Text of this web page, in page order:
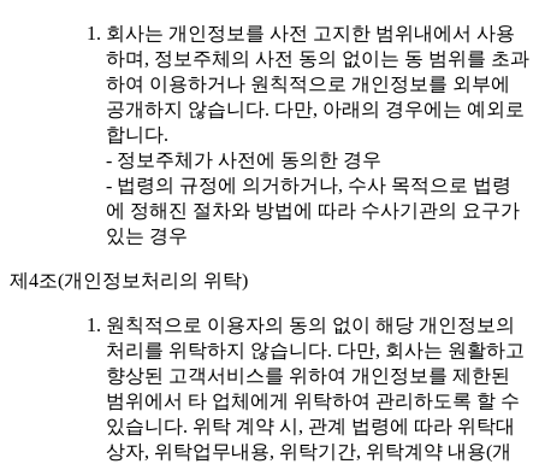
회사는 개인정보를 사전 고지한 범위내에서 사용
하며, 정보주체의 사전 동의 없이는 동 범위를 초과
하여 이용하거나 원칙적으로 개인정보를 외부에
공개하지 않습니다. 다만, 아래의 경우에는 예외로
합니다.
- 정보주체가 사전에 동의한 경우
- 법령의 규정에 의거하거나, 수사 목적으로 법령
에 정해진 절차와 방법에 따라 수사기관의 요구가
있는 경우
제4조(개인정보처리의 위탁)
원칙적으로 이용자의 동의 없이 해당 개인정보의
처리를 위탁하지 않습니다. 다만, 회사는 원활하고
향상된 고객서비스를 위하여 개인정보를 제한된
범위에서 타 업체에게 위탁하여 관리하도록 할 수
있습니다. 위탁 계약 시, 관계 법령에 따라 위탁대
상자, 위탁업무내용, 위탁기간, 위탁계약 내용(개